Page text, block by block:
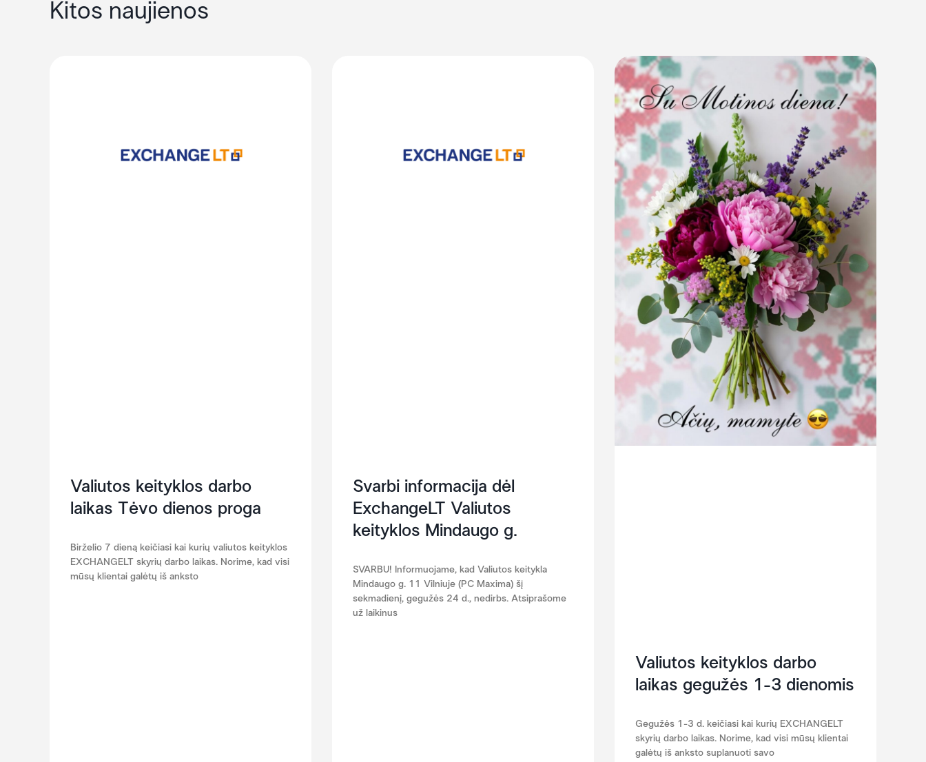
Kitos naujienos
Valiutos keityklos darbo
laikas Tėvo dienos proga
Birželio 7 dieną keičiasi kai kurių valiutos keityklos
EXCHANGELT skyrių darbo laikas. Norime, kad visi
mūsų klientai galėtų iš anksto
Svarbi informacija dėl
ExchangeLT Valiutos
keityklos Mindaugo g.
SVARBU! Informuojame, kad Valiutos keitykla
Mindaugo g. 11 Vilniuje (PC Maxima) šį
sekmadienį, gegužės 24 d., nedirbs. Atsiprašome
už laikinus
Valiutos keityklos darbo
laikas gegužės 1-3 dienomis
Gegužės 1-3 d. keičiasi kai kurių EXCHANGELT
skyrių darbo laikas. Norime, kad visi mūsų klientai
galėtų iš anksto suplanuoti savo